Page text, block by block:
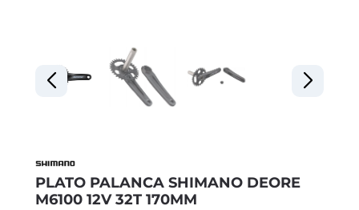
PLATO PALANCA SHIMANO DEORE
M6100 12V 32T 170MM